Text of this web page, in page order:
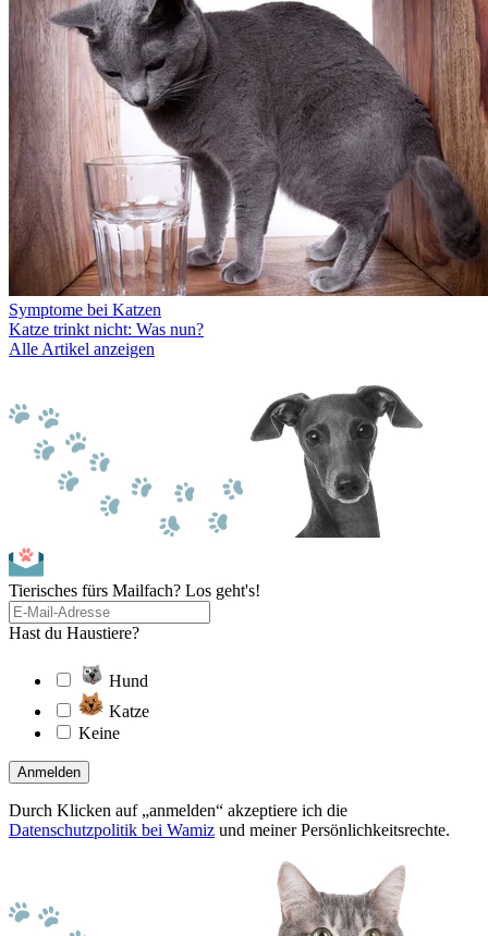
Symptome bei Katzen
Katze trinkt nicht: Was nun?
Alle Artikel anzeigen
Tierisches fürs Mailfach? Los geht's!
Hast du Haustiere?
Hund
Katze
Keine
Anmelden
Durch Klicken auf „anmelden“ akzeptiere ich die
Datenschutzpolitik bei Wamiz und meiner Persönlichkeitsrechte.